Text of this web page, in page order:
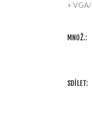
+
MNOŽ.:
SDÍLET: